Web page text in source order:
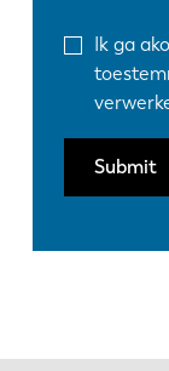
Ik ga
Submit